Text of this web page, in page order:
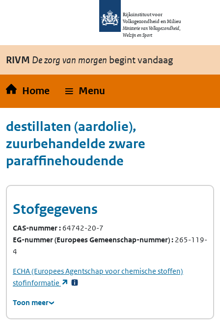
Overslaan en naar de inhoud gaan
Rijksinstituut voor
Volksgezondheid en Milieu
Ministerie van Volksgezondheid,
Welzijn en Sport
RIVM De zorg van morgen begint vandaag
Home Menu
destillaten (aardolie),
zuurbehandelde zware
paraffinehoudende
Stofgegevens
CAS-nummer 64742-20-7
EG-nummer(Europees Gemeenschap-nummer) 265-119-
4
ECHA(Europees Agentschap voor chemische stoffen)
stofinformatie
(opent in een nieuw tabblad)
Toon meer